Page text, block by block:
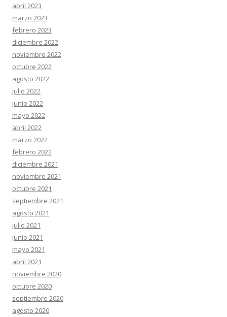
abril 2023
marzo 2023
febrero 2023
diciembre 2022
noviembre 2022
octubre 2022
agosto 2022
julio 2022
junio 2022
mayo 2022
abril 2022
marzo 2022
febrero 2022
diciembre 2021
noviembre 2021
octubre 2021
septiembre 2021
agosto 2021
julio 2021
junio 2021
mayo 2021
abril 2021
noviembre 2020
octubre 2020
septiembre 2020
agosto 2020